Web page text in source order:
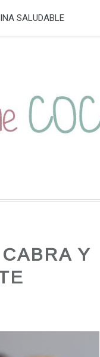
SALUDABLE
Y